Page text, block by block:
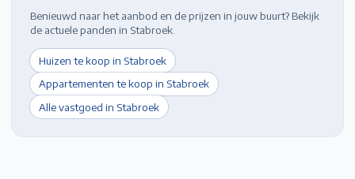
Benieuwd naar het aanbod en de prijzen in jouw buurt? Bekijk
de actuele panden in Stabroek.
Huizen te koop in Stabroek
Appartementen te koop in Stabroek
Alle vastgoed in Stabroek